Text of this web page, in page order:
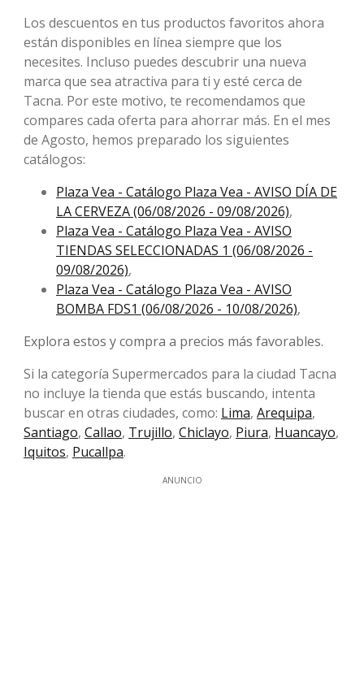
Los descuentos en tus productos favoritos ahora
están disponibles en línea siempre que los
necesites. Incluso puedes descubrir una nueva
marca que sea atractiva para ti y esté cerca de
Tacna. Por este motivo, te recomendamos que
compares cada oferta para ahorrar más. En el mes
de Agosto, ​​hemos preparado los siguientes
catálogos:
Plaza Vea - Catálogo Plaza Vea - AVISO DÍA DE
LA CERVEZA (06/08/2026 - 09/08/2026),
Plaza Vea - Catálogo Plaza Vea - AVISO
TIENDAS SELECCIONADAS 1 (06/08/2026 -
09/08/2026),
Plaza Vea - Catálogo Plaza Vea - AVISO
BOMBA FDS1 (06/08/2026 - 10/08/2026),
Explora estos y compra a precios más favorables.
Si la categoría Supermercados para la ciudad Tacna
no incluye la tienda que estás buscando, intenta
buscar en otras ciudades, como: Lima, Arequipa,
Santiago, Callao, Trujillo, Chiclayo, Piura, Huancayo,
Iquitos, Pucallpa.
ANUNCIO